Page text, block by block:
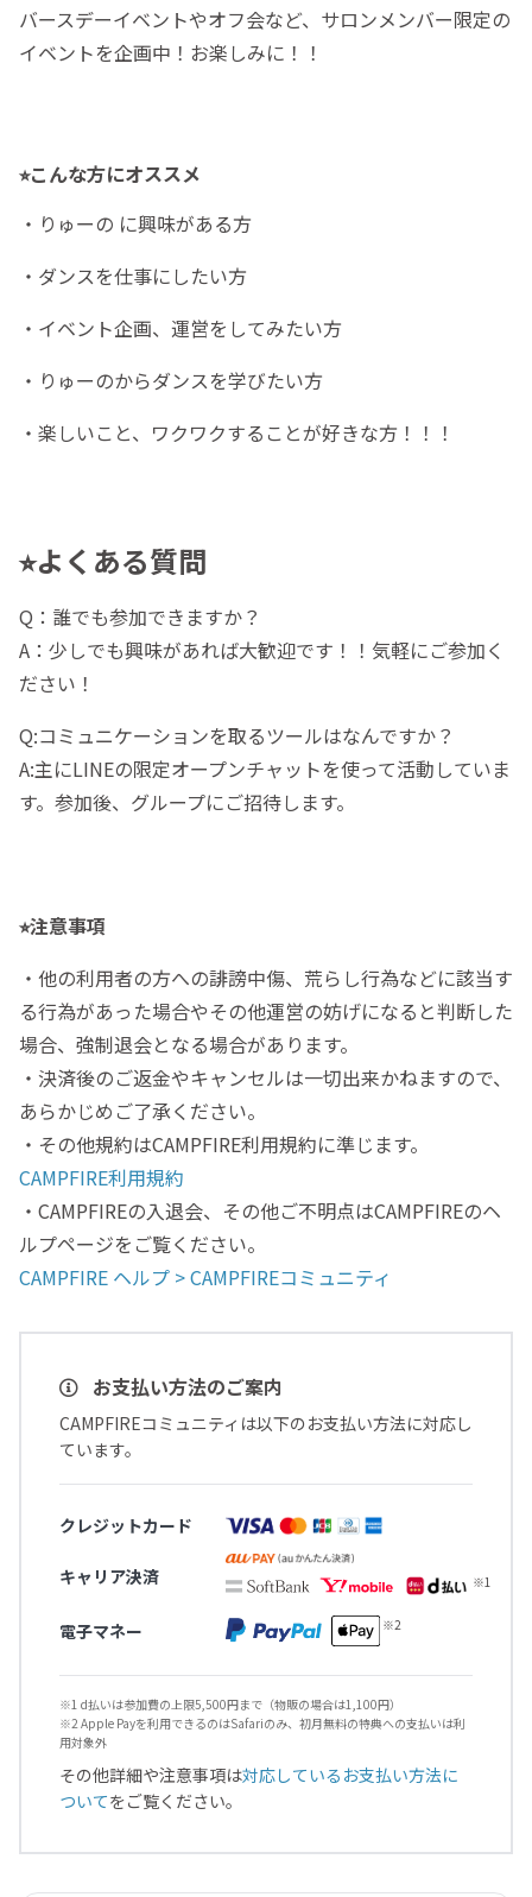
バースデーイベントやオフ会など、サロンメンバー限定の
イベントを企画中！お楽しみに！！
⭐︎こんな方にオススメ
・りゅーの に興味がある方
・ダンスを仕事にしたい方
・イベント企画、運営をしてみたい方
・りゅーのからダンスを学びたい方
・楽しいこと、ワクワクすることが好きな方！！！
⭐︎よくある質問
Q：誰でも参加できますか？
A：少しでも興味があれば大歓迎です！！気軽にご参加く
ださい！
Q:コミュニケーションを取るツールはなんですか？
A:主にLINEの限定オープンチャットを使って活動していま
す。参加後、グループにご招待します。
⭐︎注意事項
・他の利用者の方への誹謗中傷、荒らし行為などに該当す
る行為があった場合やその他運営の妨げになると判断した
場合、強制退会となる場合があります。
・決済後のご返金やキャンセルは一切出来かねますので、
あらかじめご了承ください。
・その他規約はCAMPFIRE利用規約に準じます。
CAMPFIRE利用規約
・CAMPFIREの入退会、その他ご不明点はCAMPFIREのヘ
ルプページをご覧ください。
CAMPFIRE ヘルプ > CAMPFIREコミュニティ
お支払い方法のご案内
CAMPFIREコミュニティは以下のお支払い方法に対応し
ています。
クレジットカード
キャリア決済
電子マネー
※1 d払いは参加費の上限5,500円まで（物販の場合は1,100円）
※2 Apple Payを利用できるのはSafariのみ、初月無料の特典への支払いは利
用対象外
その他詳細や注意事項は対応しているお支払い方法に
ついてをご覧ください。